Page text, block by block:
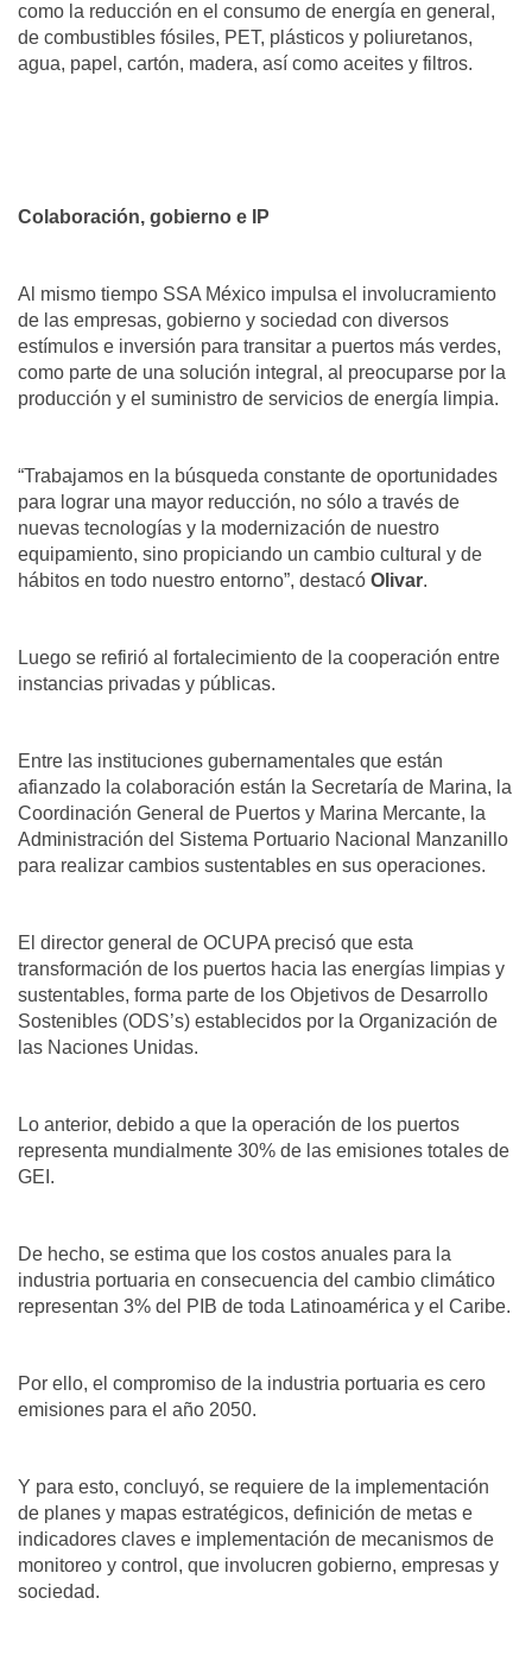
como la reducción en el consumo de energía en general,
de combustibles fósiles, PET, plásticos y poliuretanos,
agua, papel, cartón, madera, así como aceites y filtros.
Colaboración, gobierno e IP
Al mismo tiempo SSA México impulsa el involucramiento
de las empresas, gobierno y sociedad con diversos
estímulos e inversión para transitar a puertos más verdes,
como parte de una solución integral, al preocuparse por la
producción y el suministro de servicios de energía limpia.
“Trabajamos en la búsqueda constante de oportunidades
para lograr una mayor reducción, no sólo a través de
nuevas tecnologías y la modernización de nuestro
equipamiento, sino propiciando un cambio cultural y de
hábitos en todo nuestro entorno”, destacó Olivar.
Luego se refirió al fortalecimiento de la cooperación entre
instancias privadas y públicas.
Entre las instituciones gubernamentales que están
afianzado la colaboración están la Secretaría de Marina, la
Coordinación General de Puertos y Marina Mercante, la
Administración del Sistema Portuario Nacional Manzanillo
para realizar cambios sustentables en sus operaciones.
El director general de OCUPA precisó que esta
transformación de los puertos hacia las energías limpias y
sustentables, forma parte de los Objetivos de Desarrollo
Sostenibles (ODS’s) establecidos por la Organización de
las Naciones Unidas.
Lo anterior, debido a que la operación de los puertos
representa mundialmente 30% de las emisiones totales de
GEI.
De hecho, se estima que los costos anuales para la
industria portuaria en consecuencia del cambio climático
representan 3% del PIB de toda Latinoamérica y el Caribe.
Por ello, el compromiso de la industria portuaria es cero
emisiones para el año 2050.
Y para esto, concluyó, se requiere de la implementación
de planes y mapas estratégicos, definición de metas e
indicadores claves e implementación de mecanismos de
monitoreo y control, que involucren gobierno, empresas y
sociedad.